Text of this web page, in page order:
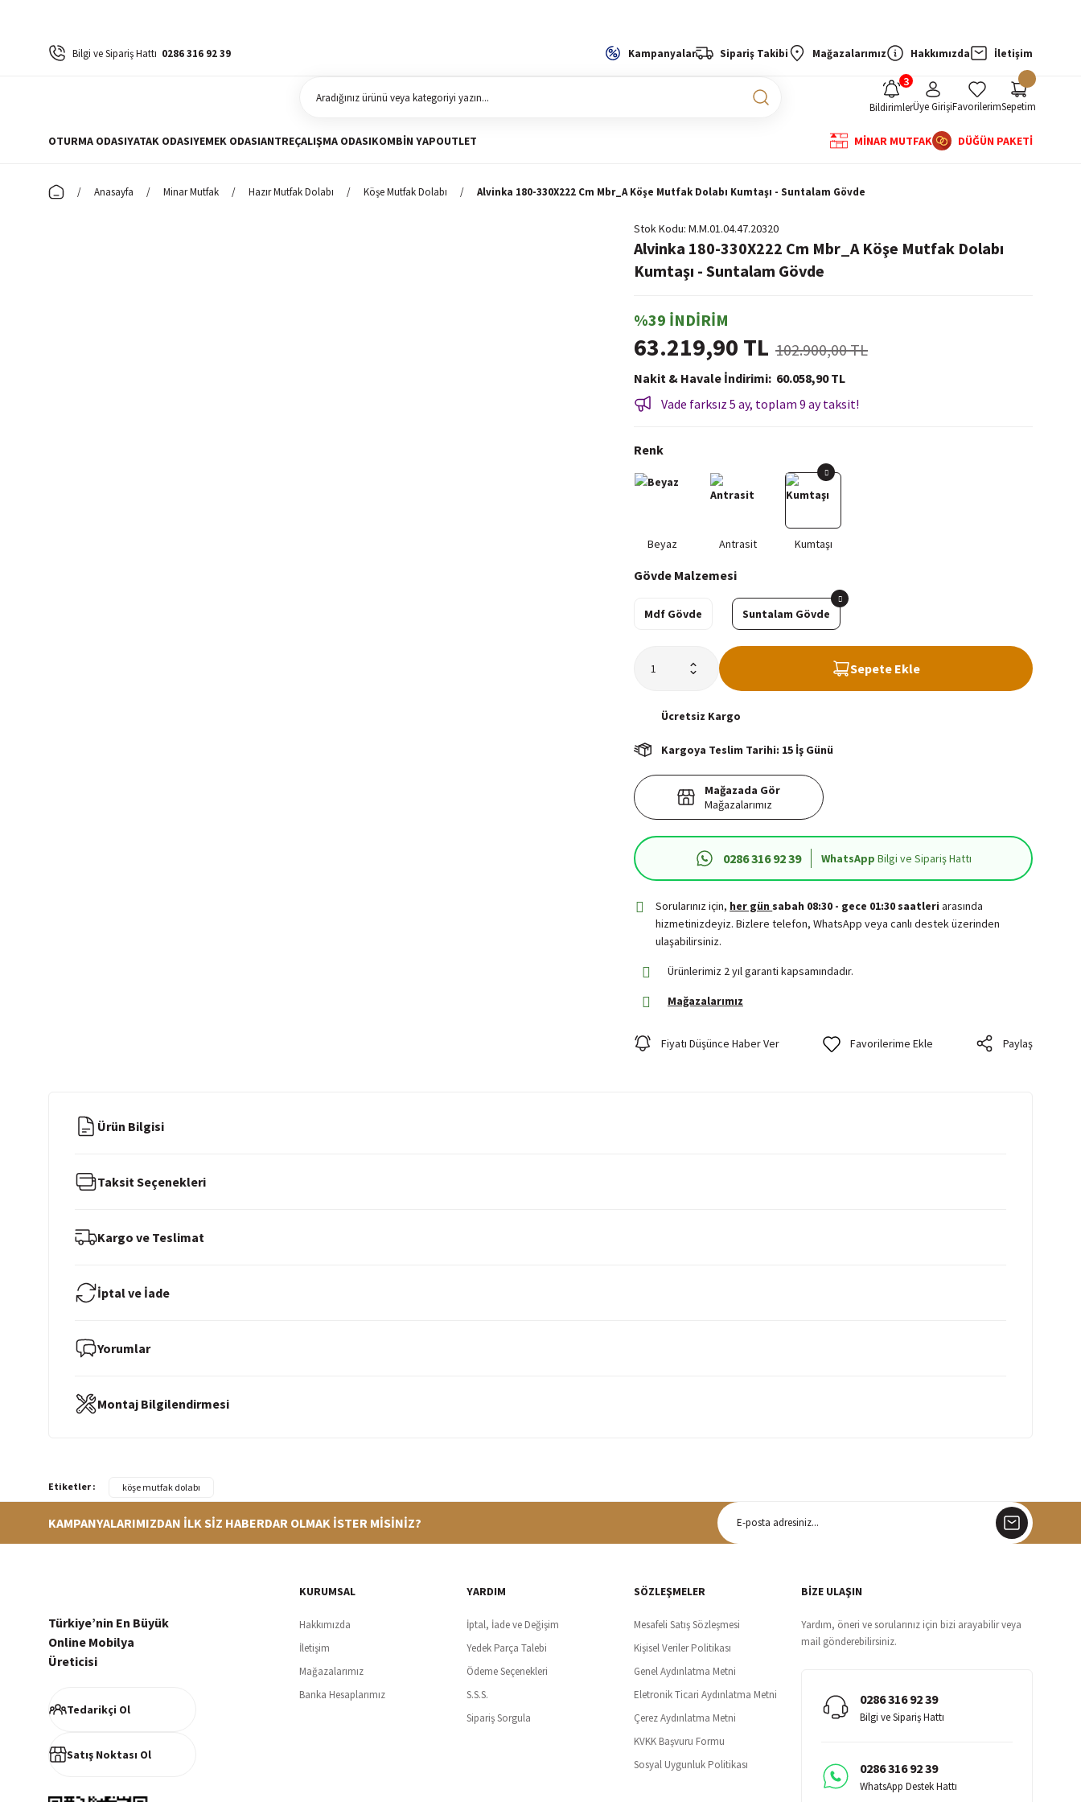
Bilgi ve Sipariş Hattı 0286 316 92 39 Kampanyalar Sipariş Takibi Mağazalarımız Hakkımızda İletişim
BildirimlerÜye GirişiFavorilerimSepetim
OTURMA ODASIYATAK ODASIYEMEK ODASIANTREÇALIŞMA ODASIKOMBIN YAPOUTLET MİNAR MUTFAK DÜĞÜN PAKETİ
Anasayfa Minar Mutfak Hazır Mutfak Dolabı Köşe Mutfak Dolabı Alvinka 180-330X222 Cm Mbr_A Köşe Mutfak Dolabı Kumtaşı - Suntalam Gövde
Stok Kodu M.M.01.04.47.20320
Alvinka 180-330X222 Cm Mbr_A Köşe Mutfak Dolabı
Kumtaşı - Suntalam Gövde
%39 İNDİRİM
63.219,90 TL 102.900,00 TL
Nakit & Havale İndirimi 60.058,90 TL
Vade farksız 5 ay, toplam 9 ay taksit!
Renk
Gövde Malzemesi
Mdf Gövde Suntalam Gövde
Sepete Ekle
Ücretsiz Kargo
Kargoya Teslim Tarihi: 15 İş Günü
Mağazada Gör
Mağazalarımız
0286 316 92 39 WhatsApp Bilgi ve Sipariş Hattı
Sorularınız için, her gün sabah 08:30 - gece 01:30 saatleriarasında
hizmetinizdeyiz. Bizlere telefon, WhatsApp veya canlı destek üzerinden
ulaşabilirsiniz.
Ürünlerimiz 2 yıl garanti kapsamındadır.
Mağazalarımız
Fiyatı Düşünce Haber Ver Paylaş
Ürün Bilgisi
Taksit Seçenekleri
Kargo ve Teslimat
İptal ve İade
Yorumlar
Montaj Bilgilendirmesi
Etiketler : köşe mutfak dolabı
Siparişleriniz en kısa sürede hazırlanarak kargoya verilir
256Bit SSl sertifikası ve 3D ödeme ile bilgileriniz güvende
Tüm ürünlerde ücretsiz teslimat
%100 müşteri memnuniyeti odaklı ve güvenilir hizmet anlayışı
KAMPANYALARIMIZDAN İLK SİZ HABERDAR OLMAK İSTER MİSİNİZ?
Türkiye’nin En Büyük
Online Mobilya
Üreticisi
Tedarikçi Ol
Satış Noktası Ol
KURUMSAL
Hakkımızda
İletişim
Mağazalarımız
Banka Hesaplarımız
YARDIM
İptal, İade ve Değişim
Yedek Parça Talebi
Ödeme Seçenekleri
S.S.S.
Sipariş Sorgula
SÖZLEŞMELER
Mesafeli Satış Sözleşmesi
Kişisel Veriler Politikası
Genel Aydınlatma Metni
Eletronik Ticari Aydınlatma Metni
Çerez Aydınlatma Metni
KVKK Başvuru Formu
Sosyal Uygunluk Politikası
BİZE ULAŞIN
Yardım, öneri ve sorularınız için bizi arayabilir veya
mail gönderebilirsiniz.
0286 316 92 39
Bilgi ve Sipariş Hattı
0286 316 92 39
WhatsApp Destek Hattı